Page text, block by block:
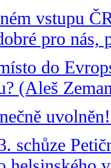
vstupu
pro nás,
do
(Aleš
schůze